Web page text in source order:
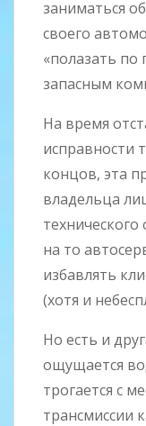
заниматься
своего
«полазать по
запасным
На время
исправности
концов, эта
владельца
технического
на то
избавлять
(хотя и
Но есть и
ощущается
трогается с
трансмиссии